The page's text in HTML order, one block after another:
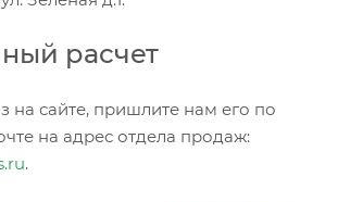
расчет
на сайте, пришлите нам его по
на адрес отдела продаж:
.